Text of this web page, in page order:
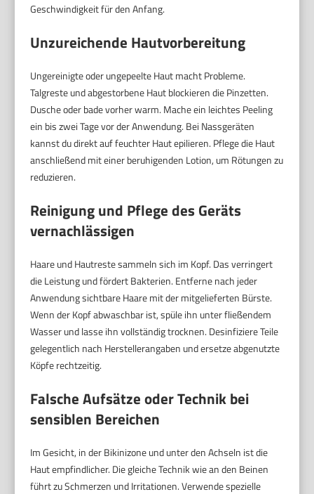
Geschwindigkeit für den Anfang.
Unzureichende Hautvorbereitung
Ungereinigte oder ungepeelte Haut macht Probleme.
Talgreste und abgestorbene Haut blockieren die Pinzetten.
Dusche oder bade vorher warm. Mache ein leichtes Peeling
ein bis zwei Tage vor der Anwendung. Bei Nassgeräten
kannst du direkt auf feuchter Haut epilieren. Pflege die Haut
anschließend mit einer beruhigenden Lotion, um Rötungen zu
reduzieren.
Reinigung und Pflege des Geräts
vernachlässigen
Haare und Hautreste sammeln sich im Kopf. Das verringert
die Leistung und fördert Bakterien. Entferne nach jeder
Anwendung sichtbare Haare mit der mitgelieferten Bürste.
Wenn der Kopf abwaschbar ist, spüle ihn unter fließendem
Wasser und lasse ihn vollständig trocknen. Desinfiziere Teile
gelegentlich nach Herstellerangaben und ersetze abgenutzte
Köpfe rechtzeitig.
Falsche Aufsätze oder Technik bei
sensiblen Bereichen
Im Gesicht, in der Bikinizone und unter den Achseln ist die
Haut empfindlicher. Die gleiche Technik wie an den Beinen
führt zu Schmerzen und Irritationen. Verwende spezielle